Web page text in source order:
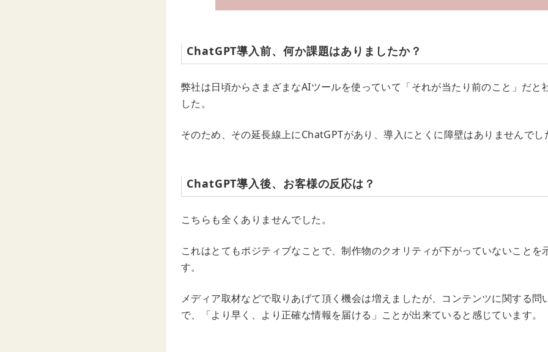
ChatGPT導入前、何か課題はありましたか？
弊社は日頃からさまざまなAIツールを使っていて「それが当たり前のこと」だと
した。
そのため、その延長線上にChatGPTがあり、導入にとくに障壁はありませんでし
ChatGPT導入後、お客様の反応は？
こちらも全くありませんでした。
これはとてもポジティブなことで、制作物のクオリティが下がっていないことを
す。
メディア取材などで取りあげて頂く機会は増えましたが、コンテンツに関する問
で、「より早く、より正確な情報を届ける」ことが出来ていると感じています。